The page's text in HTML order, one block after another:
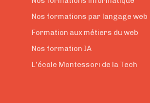
Nos formations par langage web
Formation aux métiers du web
Nos formation IA
L'école Montessori de la Tech